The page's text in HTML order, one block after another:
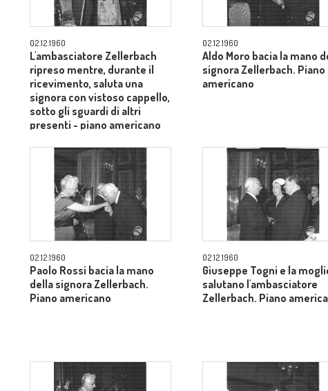
02.12.1960
L'ambasciatore Zellerbach
ripreso mentre, durante il
ricevimento, saluta una
signora con vistoso cappello,
sotto gli sguardi di altri
presenti - piano americano
02.12.1960
Aldo Moro bacia la mano
signora Zellerbach. Piano
americano
02.12.1960
Paolo Rossi bacia la mano
della signora Zellerbach.
Piano americano
02.12.1960
Giuseppe Togni e la
salutano l'ambasciatore
Zellerbach. Piano